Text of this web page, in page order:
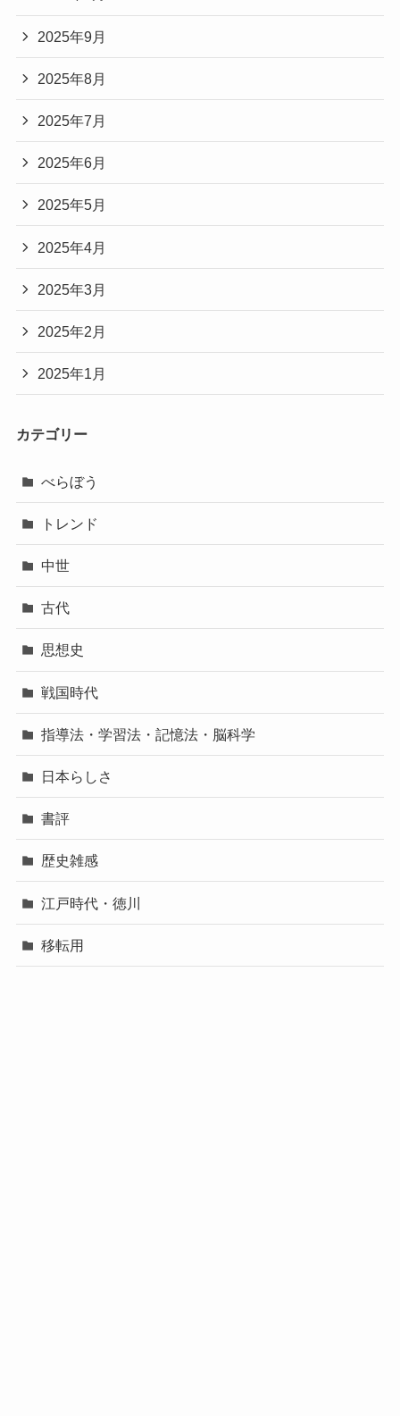
2025年9月
2025年8月
2025年7月
2025年6月
2025年5月
2025年4月
2025年3月
2025年2月
2025年1月
カテゴリー
べらぼう
トレンド
中世
古代
思想史
戦国時代
指導法・学習法・記憶法・脳科学
日本らしさ
書評
歴史雑感
江戸時代・徳川
移転用